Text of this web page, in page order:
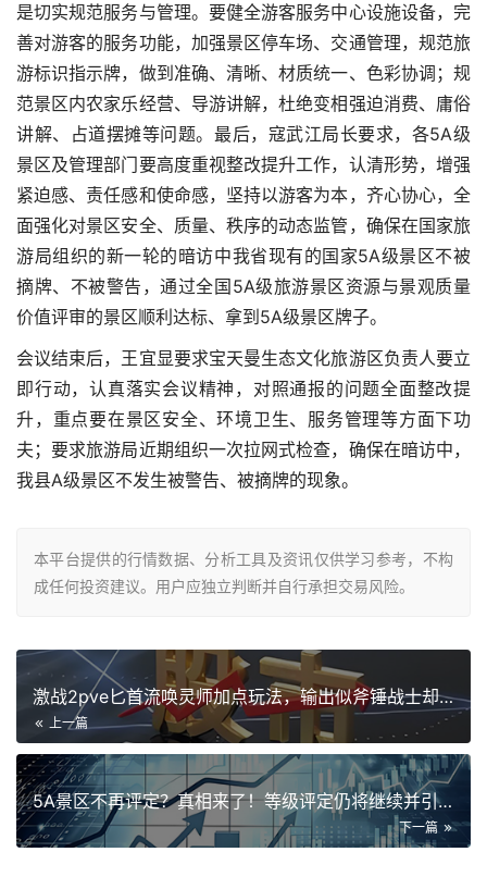
是切实规范服务与管理。要健全游客服务中心设施设备，完
善对游客的服务功能，加强景区停车场、交通管理，规范旅
游标识指示牌，做到准确、清晰、材质统一、色彩协调；规
范景区内农家乐经营、导游讲解，杜绝变相强迫消费、庸俗
讲解、占道摆摊等问题。最后，寇武江局长要求，各5A级
景区及管理部门要高度重视整改提升工作，认清形势，增强
紧迫感、责任感和使命感，坚持以游客为本，齐心协心，全
面强化对景区安全、质量、秩序的动态监管，确保在国家旅
游局组织的新一轮的暗访中我省现有的国家5A级景区不被
摘牌、不被警告，通过全国5A级旅游景区资源与景观质量
价值评审的景区顺利达标、拿到5A级景区牌子。
会议结束后，王宜显要求宝天曼生态文化旅游区负责人要立
即行动，认真落实会议精神，对照通报的问题全面整改提
升，重点要在景区安全、环境卫生、服务管理等方面下功
夫；要求旅游局近期组织一次拉网式检查，确保在暗访中，
我县A级景区不发生被警告、被摘牌的现象。
本平台提供的行情数据、分析工具及资讯仅供学习参考，不构
成任何投资建议。用户应独立判断并自行承担交易风险。
激战2pve匕首流唤灵师加点玩法，输出似斧锤战士却更脆？
上一篇
5A景区不再评定？真相来了！等级评定仍将继续并引入退出机制
下一篇